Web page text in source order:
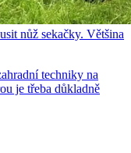
nůž sekačky. Většina
techniky na
je třeba důkladně